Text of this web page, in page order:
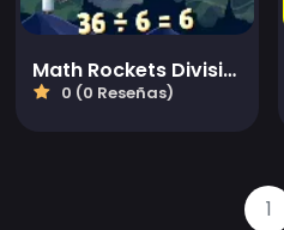
Math Rockets División
0 (0 Reseñas)
1